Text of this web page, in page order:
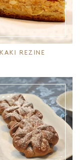
KAKI REZINE